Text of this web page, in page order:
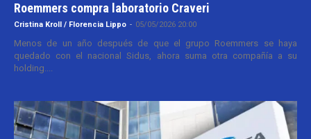
Roemmers compra laboratorio Craveri
Cristina Kroll / Florencia Lippo - 05/05/2026 20:00
Menos de un año después de que el grupo Roemmers se haya
quedado con el nacional Sidus, ahora suma otra compañía a su
holding....